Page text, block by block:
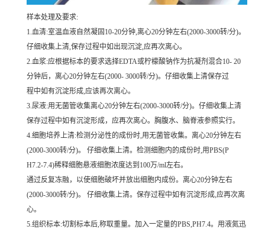
样本处理及要求:
1.血清:室温血液自然凝固10-20分钟,离心20分钟左右(2000-3000转/分)。
仔细收集上清,保存过程中如出现沉淀,应再次离心。
2.血浆:应根据标本的要求选择EDTA或柠檬酸钠作为抗凝剂混合10- 20
分钟后，离心20分钟左右(2000- 3000转/分)。仔细收集上清保存过
程中如有沉淀形成,应该再次离心。
3.尿液:用无菌管收集离心20分钟左右(2000-3000转/分)。仔细收集上清
保存过程中如有沉淀形成，应再次离心。胸腹水、脑脊液参照实行。
4.细胞培养上清:检测分泌性的成份时,用无菌管收集。离心20分钟左右
(2000-3000转/分)。 仔细收集上清。检测细胞内的成份时,用PBS(P
H7.2-7.4)稀释细胞悬液细胞浓度达到100万/ml左右。
通过反复冻融，以使细胞破坏并放出细胞内成份。离心20分钟左右
(2000-3000转/分)。 仔细收集上清。保存过程中如有沉淀形成,应再次离
心。
5.组织标本:切割标本后,称取重量。加入一定量的PBS,PH7.4。用液氮迅